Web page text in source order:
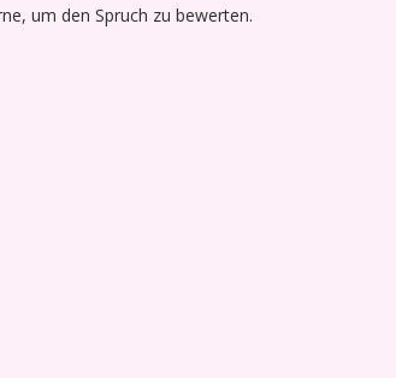
um den Spruch zu bewerten.